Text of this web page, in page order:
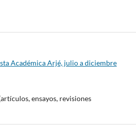
Académica Arjé, julio a diciembre
ensayos, revisiones